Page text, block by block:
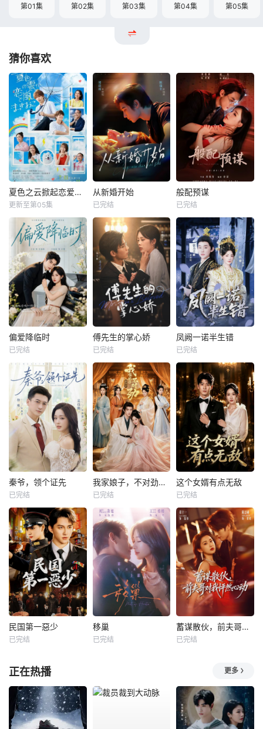
第01集 第02集 第03集 第04集 第05集
猜你喜欢
夏色之云掀起恋爱与风暴
更新至第05集
从新婚开始
已完结
般配预谋
已完结
偏爱降临时
已完结
傅先生的掌心娇
已完结
凤阙一诺半生错
已完结
秦爷，领个证先
已完结
我家娘子，不对劲第四季
已完结
这个女婿有点无敌
已完结
民国第一惡少
已完结
移巢
已完结
蓄谋散伙，前夫哥对我怦然心动
已完结
正在热播 更多